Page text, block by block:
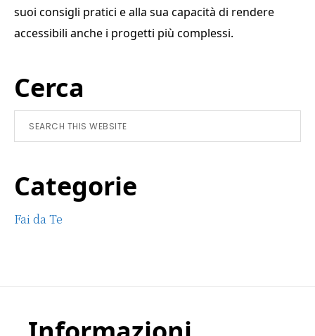
suoi consigli pratici e alla sua capacità di rendere
accessibili anche i progetti più complessi.
Primary
Sidebar
Cerca
Search
this
Categorie
Fai da Te